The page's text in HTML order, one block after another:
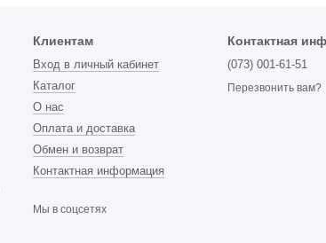
Клиентам
Вход в личный кабинет
Каталог
О нас
Оплата и доставка
Обмен и возврат
Контактная информация
Мы в соцсетях
Контактная
(073) 001-61-51
Перезвонить вам?